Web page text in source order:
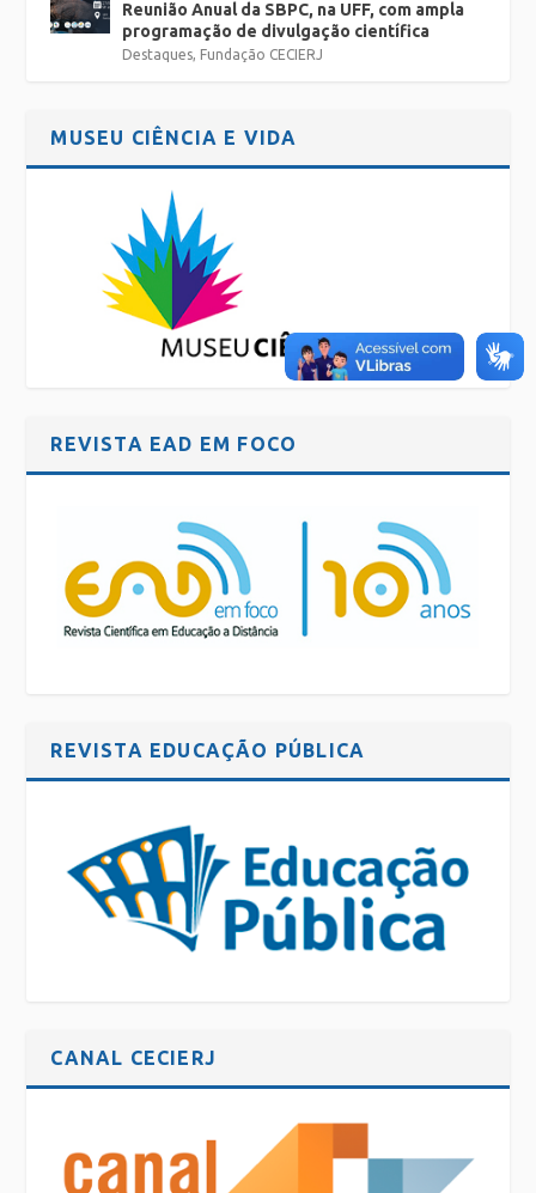
Reunião Anual da SBPC, na UFF, com ampla
programação de divulgação científica
Destaques, Fundação CECIERJ
MUSEU CIÊNCIA E VIDA
REVISTA EAD EM FOCO
REVISTA EDUCAÇÃO PÚBLICA
CANAL CECIERJ